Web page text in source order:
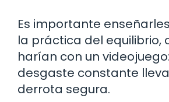
Es importante
la práctica del equilibrio,
harían con un
desgaste constante
derrota segura.